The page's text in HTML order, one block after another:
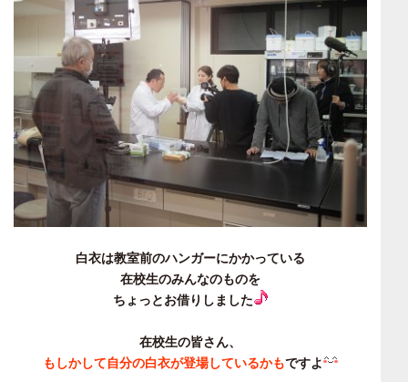
白衣は教室前のハンガーにかかっている
在校生のみんなのものを
ちょっとお借りしました
在校生の皆さん、
もしかして自分の白衣が登場しているかもですよ